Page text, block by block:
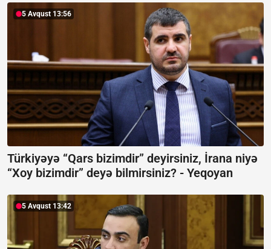
5 Avqust 13:56
Türkiyəyə “Qars bizimdir” deyirsiniz, İrana niyə
“Xoy bizimdir” deyə bilmirsiniz? - Yeqoyan
5 Avqust 13:42